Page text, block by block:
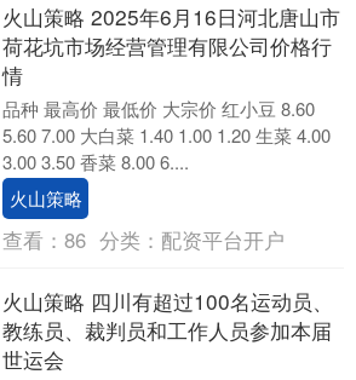
火山策略 2025年6月16日河北唐山市
荷花坑市场经营管理有限公司价格行
情
品种 最高价 最低价 大宗价 红小豆 8.60
5.60 7.00 大白菜 1.40 1.00 1.20 生菜 4.00
3.00 3.50 香菜 8.00 6....
火山策略
查看： 86 分类： 配资平台开户
火山策略 四川有超过100名运动员、
教练员、裁判员和工作人员参加本届
世运会